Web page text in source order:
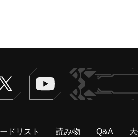
Twitter ヴァンガードch
ドリスト 読み物 Q&A